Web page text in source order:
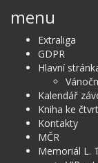
menu
Extraliga
GDPR
Hlavní
Kalendář
Kniha ke
Kontakty
MČR
Memoriál L.